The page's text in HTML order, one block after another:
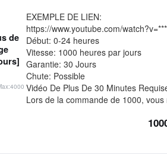
de
EXEMPLE DE LIEN:
https://www.youtube.com/watch?v=***
Début: 0-24 heures
Vitesse: 1000 heures par jours
Garantie: 30 Jours
Chute: Possible
Vidéo De Plus De 30 Minutes
Lors de la commande de 1000,